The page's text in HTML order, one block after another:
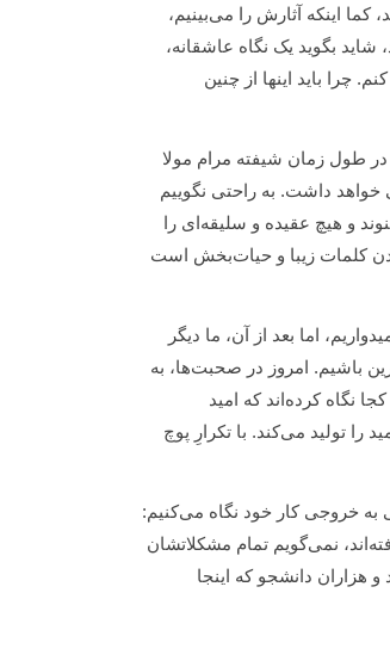
اینکه آثارش را می‌بینیم،
بگوید یک نگاه عاشقانه،
چرا باید اینها از چنین
در طول زمان شیفته مرام مولا
خواهد داشت. به راحتی نگوییم
و هیچ عقیده و سلیقه‌ای را
شدن کلمات زیبا و حیات‌بخش است
را قطعی بگویم! شاید پیش از اتفاقات سال 99 می‌گفتم امیدواریم، اما بعد از آن، ما دیگر
باشیم. امروز در صحبت‌ها، به
نگاه کرده‌اند که امید
را تولید می‌کند. با تکرارِ پوچ
به خروجی کار خود نگاه می‌کنیم:
ایرانی یافته‌اند، نمی‌گویم تمام مشکلاتشان
هزاران دانشجو که اینجا